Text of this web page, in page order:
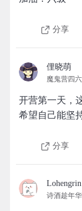
分享
俚晓萌
魔鬼营四
开营第一天，
希望自己能坚
分享
Lohengrin
诗酒趁年华